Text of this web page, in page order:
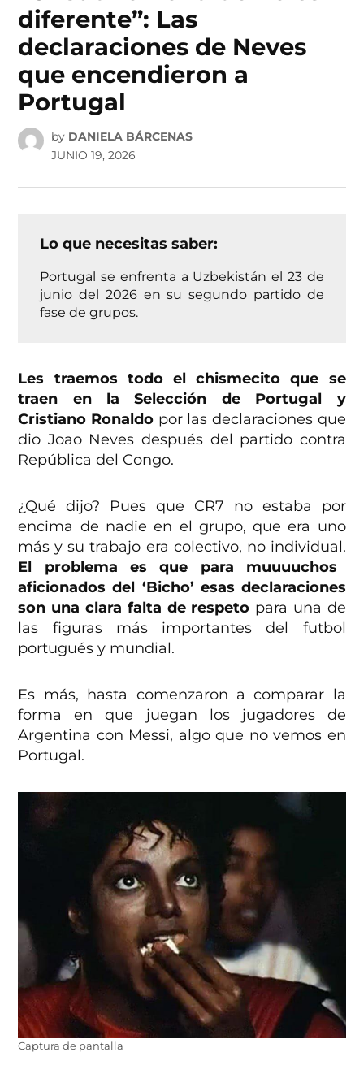
diferente”: Las
declaraciones de Neves
que encendieron a
Portugal
by DANIELA BÁRCENAS
JUNIO 19, 2026
Lo que necesitas saber:
Portugal se enfrenta a Uzbekistán el 23 de
junio del 2026 en su segundo partido de
fase de grupos.
Les traemos todo el chismecito que se
traen en la Selección de Portugal y
Cristiano Ronaldo por las declaraciones que
dio Joao Neves después del partido contra
República del Congo.
¿Qué dijo? Pues que CR7 no estaba por
encima de nadie en el grupo, que era uno
más y su trabajo era colectivo, no individual.
El problema es que para muuuuchos
aficionados del ‘Bicho’ esas declaraciones
son una clara falta de respeto para una de
las figuras más importantes del futbol
portugués y mundial.
Es más, hasta comenzaron a comparar la
forma en que juegan los jugadores de
Argentina con Messi, algo que no vemos en
Portugal.
Captura de pantalla